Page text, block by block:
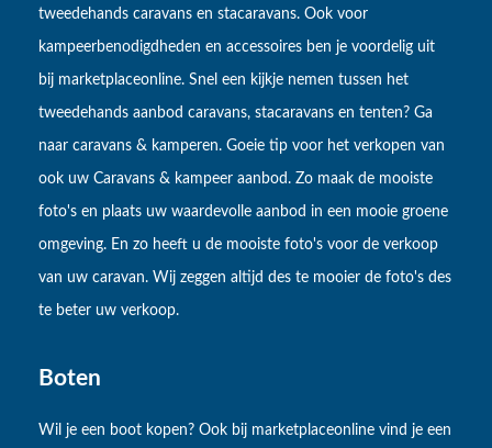
tweedehands caravans en stacaravans. Ook voor
kampeerbenodigdheden en accessoires ben je voordelig uit
bij marketplaceonline. Snel een kijkje nemen tussen het
tweedehands aanbod caravans, stacaravans en tenten? Ga
naar caravans & kamperen. Goeie tip voor het verkopen van
ook uw Caravans & kampeer aanbod. Zo maak de mooiste
foto's en plaats uw waardevolle aanbod in een mooie groene
omgeving. En zo heeft u de mooiste foto's voor de verkoop
van uw caravan. Wij zeggen altijd des te mooier de foto's des
te beter uw verkoop.
Boten
Wil je een boot kopen? Ook bij marketplaceonline vind je een